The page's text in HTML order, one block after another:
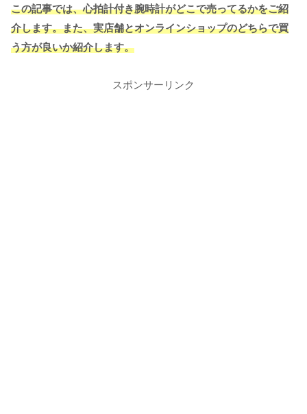
この記事では、心拍計付き腕時計がどこで売ってるかをご紹
介します。また、実店舗とオンラインショップのどちらで買
う方が良いか紹介します。
スポンサーリンク